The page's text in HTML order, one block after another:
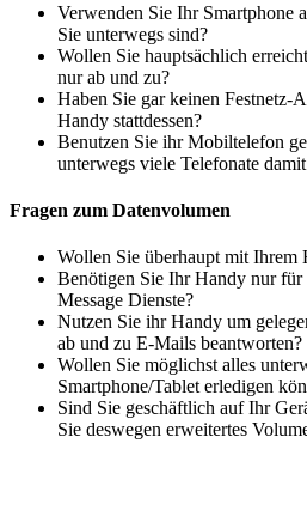
Verwenden Sie Ihr Smartphone
Sie unterwegs sind?
Wollen Sie hauptsächlich
nur ab und zu?
Haben Sie gar keinen Festnetz-
Handy stattdessen?
Benutzen Sie ihr Mobiltelefon
unterwegs viele Telefonate
Fragen zum Datenvolumen
Wollen Sie überhaupt mit Ihrem
Benötigen Sie Ihr Handy nur für
Message Dienste?
Nutzen Sie ihr Handy um
ab und zu E-Mails beantworten?
Wollen Sie möglichst alles
Smartphone/Tablet erledigen
Sind Sie geschäftlich auf Ihr
Sie deswegen erweitertes